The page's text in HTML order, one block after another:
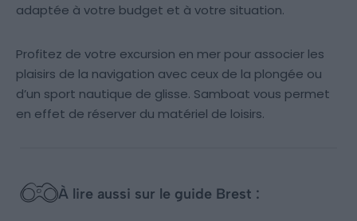
adaptée à votre budget et à votre situation.
Profitez de votre excursion en mer pour associer les
plaisirs de la navigation avec ceux de la plongée ou
d’un sport nautique de glisse. Samboat vous permet
en effet de réserver du matériel de loisirs.
À lire aussi sur le guide Brest :